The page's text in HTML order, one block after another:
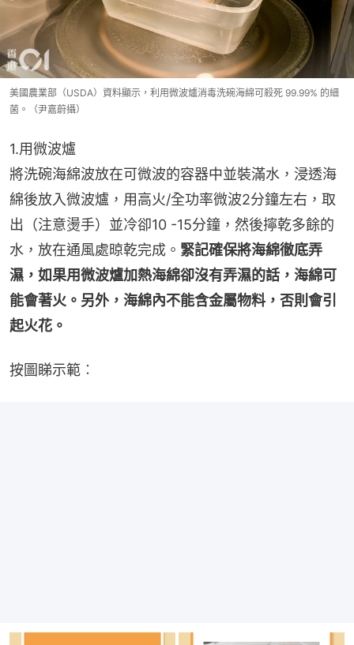
美國農業部（USDA）資料顯示，利用微波爐消毒洗碗海綿可殺死 99.99% 的細
菌。（尹嘉蔚攝）
1.用微波爐
將洗碗海綿波放在可微波的容器中並裝滿水，浸透海
綿後放入微波爐，用高火/全功率微波2分鐘左右，取
出（注意燙手）並冷卻10 -15分鐘，然後擰乾多餘的
水，放在通風處晾乾完成。 緊記確保將海綿徹底弄
濕，如果用微波爐加熱海綿卻沒有弄濕的話，海綿可
能會著火。另外，海綿內不能含金屬物料，否則會引
起火花。
按圖睇示範︰